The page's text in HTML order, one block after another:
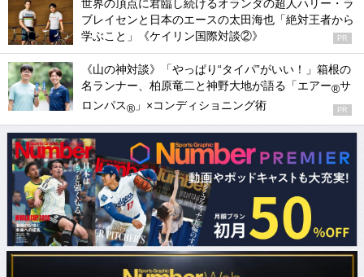
世界の頂点に君臨し続けるオランダの超人ハリー・ラ
ブレイセンと日本のエースの太田海也「絶対王者から
学ぶこと」《ケイリン国際対談②》
PR
《山の神対談》「やっぱり“タイパ”がいい！」箱根の
名ランナー、柏原竜二と神野大地が語る「エアー®サ
ロンパス® 」×コンディショニング術 PR